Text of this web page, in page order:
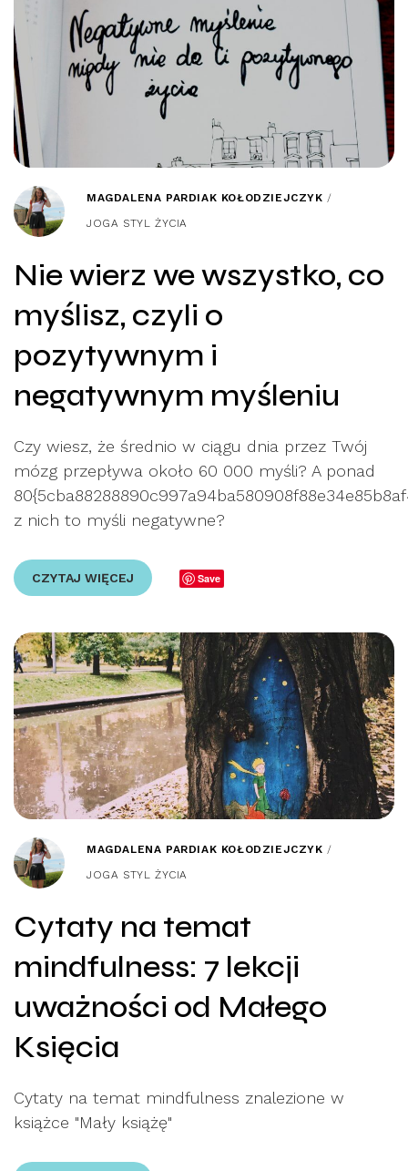
MAGDALENA PARDIAK KOŁODZIEJCZYK /
JOGA STYL ŻYCIA
Nie wierz we wszystko, co
myślisz, czyli o
pozytywnym i
negatywnym myśleniu
Czy wiesz, że średnio w ciągu dnia przez Twój
mózg przepływa około 60 000 myśli? A ponad
z nich to myśli negatywne?
CZYTAJ WIĘCEJ Save
MAGDALENA PARDIAK KOŁODZIEJCZYK /
JOGA STYL ŻYCIA
Cytaty na temat
mindfulness: 7 lekcji
uważności od Małego
Księcia
Cytaty na temat mindfulness znalezione w
książce "Mały książę"